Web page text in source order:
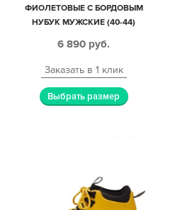
ФИОЛЕТОВЫЕ С БОРДОВЫМ
НУБУК МУЖСКИЕ (40-44)
6 890 руб.
Заказать в 1 клик
Выбрать размер